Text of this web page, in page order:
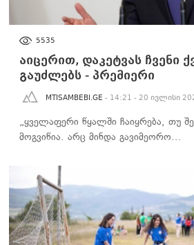
5535
აიცერით, დაკეტვას ჩვენი
გაუძლებს - პრემიერი
MTISAMBEBI.GE - 14:21 - 20 ივლისი
„ყველაფერი წყალში ჩაიყრება, თუ
მოგვიწია. არც მინდა გავიმეორო…